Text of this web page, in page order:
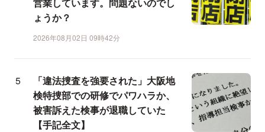
ょうか？
2026年08月02日 09時42分
「違法捜査を強要された」大阪地
検特捜部での研修でパワハラか、
被害訴えた検事が退職していた
【手記全文】